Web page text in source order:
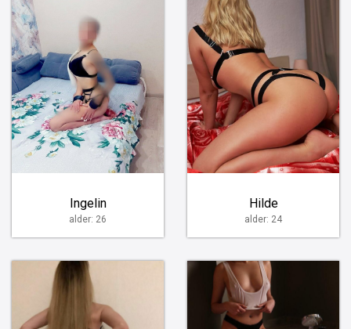
Ingelin
alder: 26
Hilde
alder: 24